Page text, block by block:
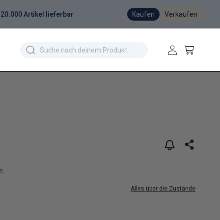
Artikel lieferbar Kaufen Verkaufen
Einloggen
Warenkorb
Alles über die Zustände